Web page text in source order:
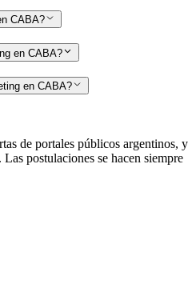
CABA?
en CABA?
en CABA?
de portales públicos argentinos, y
postulaciones se hacen siempre